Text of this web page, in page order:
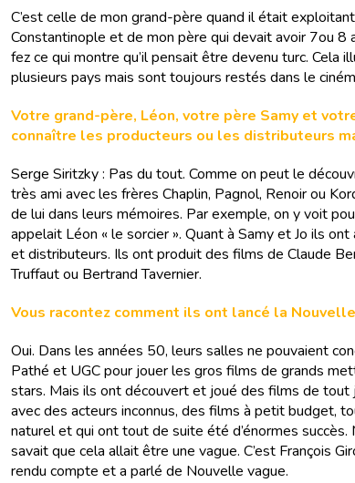
C’est celle de mon grand-père quand il était
Constantinople et de mon père qui devait avoir 7ou 8
fez ce qui montre qu’il pensait être devenu turc. Cela
plusieurs pays mais sont toujours restés dans le
Votre grand-père, Léon, votre père Samy et
connaître les producteurs ou les distributeurs
Serge Siritzky : Pas du tout. Comme on peut le
très ami avec les frères Chaplin, Pagnol, Renoir ou
de lui dans leurs mémoires. Par exemple, on y voit
appelait Léon « le sorcier ». Quant à Samy et Jo ils
et distributeurs. Ils ont produit des films de Claude
Truffaut ou Bertrand Tavernier.
Vous racontez comment ils ont lancé la
Oui. Dans les années 50, leurs salles ne pouvaient
Pathé et UGC pour jouer les gros films de grands
stars. Mais ils ont découvert et joué des films de
avec des acteurs inconnus, des films à petit budget,
naturel et qui ont tout de suite été d’énormes succès.
savait que cela allait être une vague. C’est François
rendu compte et a parlé de Nouvelle vague.